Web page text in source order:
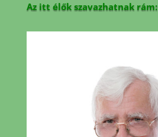
Az itt élők szavazhatnak rám: